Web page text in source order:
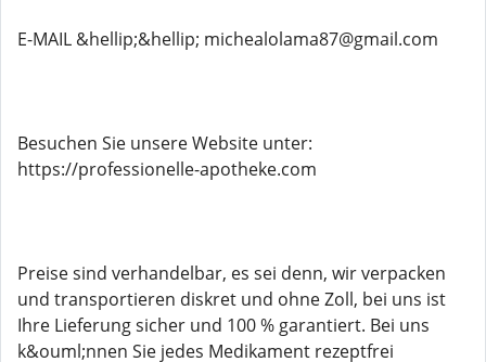
E-MAIL &hellip;&hellip; michealolama87@gmail.com
Besuchen Sie unsere Website unter:
https://professionelle-apotheke.com
Preise sind verhandelbar, es sei denn, wir verpacken
und transportieren diskret und ohne Zoll, bei uns ist
Ihre Lieferung sicher und 100 % garantiert. Bei uns
k&ouml;nnen Sie jedes Medikament rezeptfrei